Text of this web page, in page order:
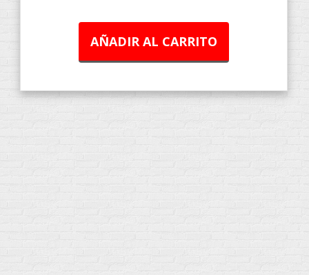
AÑADIR AL CARRITO